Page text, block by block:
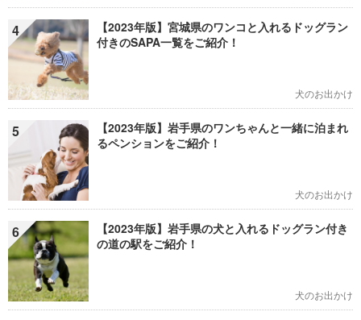
4
【2023年版】宮城県のワンコと入れるドッグラン
付きのSAPA一覧をご紹介！
犬のお出かけ
5
【2023年版】岩手県のワンちゃんと一緒に泊まれ
るペンションをご紹介！
犬のお出かけ
6
【2023年版】岩手県の犬と入れるドッグラン付き
の道の駅をご紹介！
犬のお出かけ